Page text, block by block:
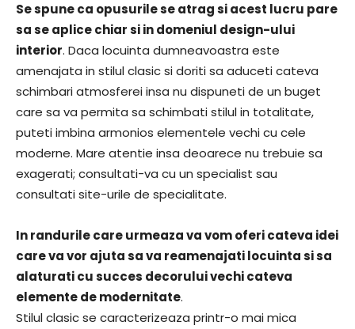
Se spune ca opusurile se atrag si acest lucru pare
sa se aplice chiar si in domeniul design-ului
interior. Daca locuinta dumneavoastra este
amenajata in stilul clasic si doriti sa aduceti cateva
schimbari atmosferei insa nu dispuneti de un buget
care sa va permita sa schimbati stilul in totalitate,
puteti imbina armonios elementele vechi cu cele
moderne. Mare atentie insa deoarece nu trebuie sa
exagerati; consultati-va cu un specialist sau
consultati site-urile de specialitate.
In randurile care urmeaza va vom oferi cateva idei
care va vor ajuta sa va reamenajati locuinta si sa
alaturati cu succes decorului vechi cateva
elemente de modernitate.
Stilul clasic se caracterizeaza printr-o mai mica